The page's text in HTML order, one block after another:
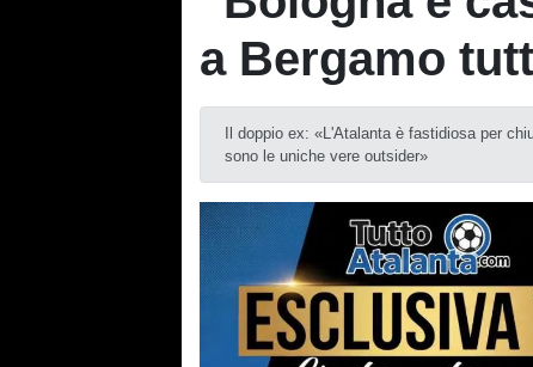
a Bergamo
Il doppio ex: «L'Atalanta è fastidiosa per
sono le uniche vere outsider»